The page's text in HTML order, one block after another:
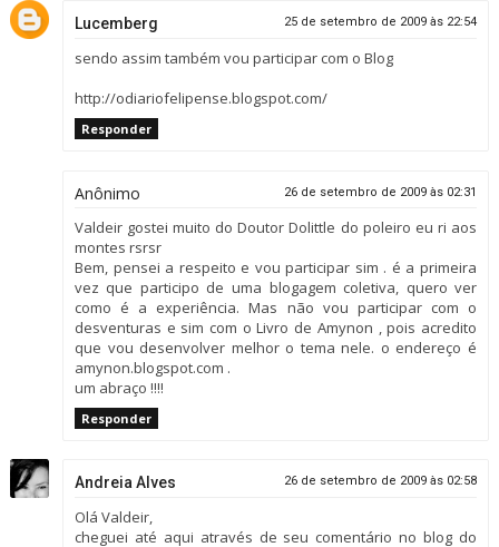
Lucemberg 25 de setembro de 2009 às 22:54
sendo assim também vou participar com o Blog
http://odiariofelipense.blogspot.com/
Responder
Anônimo 26 de setembro de 2009 às 02:31
Valdeir gostei muito do Doutor Dolittle do poleiro eu ri aos
montes rsrsr
Bem, pensei a respeito e vou participar sim . é a primeira
vez que participo de uma blogagem coletiva, quero ver
como é a experiência. Mas não vou participar com o
desventuras e sim com o Livro de Amynon , pois acredito
que vou desenvolver melhor o tema nele. o endereço é
amynon.blogspot.com .
um abraço !!!!
Responder
Andreia Alves 26 de setembro de 2009 às 02:58
Olá Valdeir,
cheguei até aqui através de seu comentário no blog do